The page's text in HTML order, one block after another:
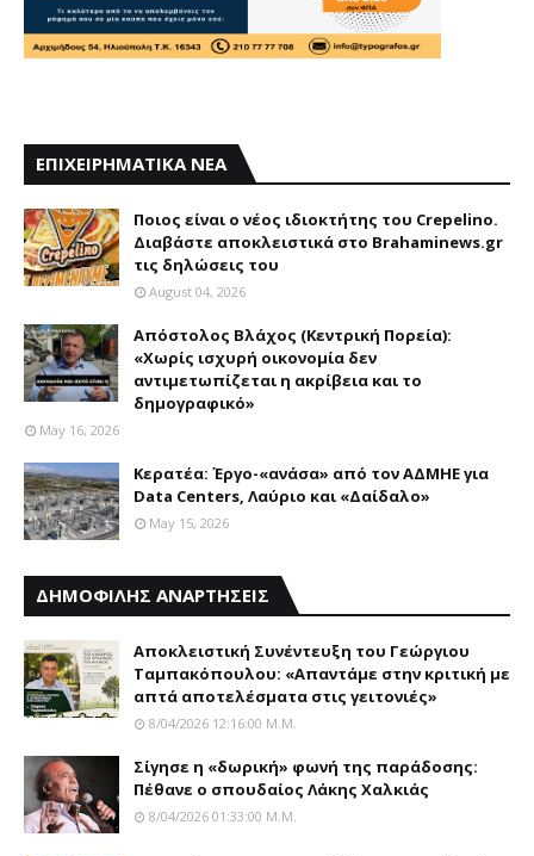
ΕΠΙΧΕΙΡΗΜΑΤΙΚΑ ΝΕΑ
Ποιος είναι ο νέος ιδιοκτήτης του Crepelino.
Διαβάστε αποκλειστικά στο Brahaminews.gr
τις δηλώσεις του
August 04, 2026
Απόστολος Βλάχος (Κεντρική Πορεία):
«Χωρίς ισχυρή οικονομία δεν
αντιμετωπίζεται η ακρίβεια και το
δημογραφικό»
May 16, 2026
Κερατέα: Έργο-«ανάσα» από τον ΑΔΜΗΕ για
Data Centers, Λαύριο και «Δαίδαλο»
May 15, 2026
ΔΗΜΟΦΙΛΗΣ ΑΝΑΡΤΗΣΕΙΣ
Αποκλειστική Συνέντευξη του Γεώργιου
Ταμπακόπουλου: «Απαντάμε στην κριτική με
απτά αποτελέσματα στις γειτονιές»
8/04/2026 12:16:00 Μ.μ.
Σίγησε η «δωρική» φωνή της παράδοσης:
Πέθανε o σπουδαίος Λάκης Xαλκιάς
8/04/2026 01:33:00 Μ.μ.